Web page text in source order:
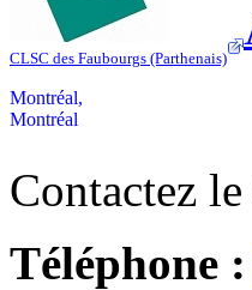
CLSC des Faubourgs (Parthenais)
Montréal,
Montréal
Contactez
Téléphone :